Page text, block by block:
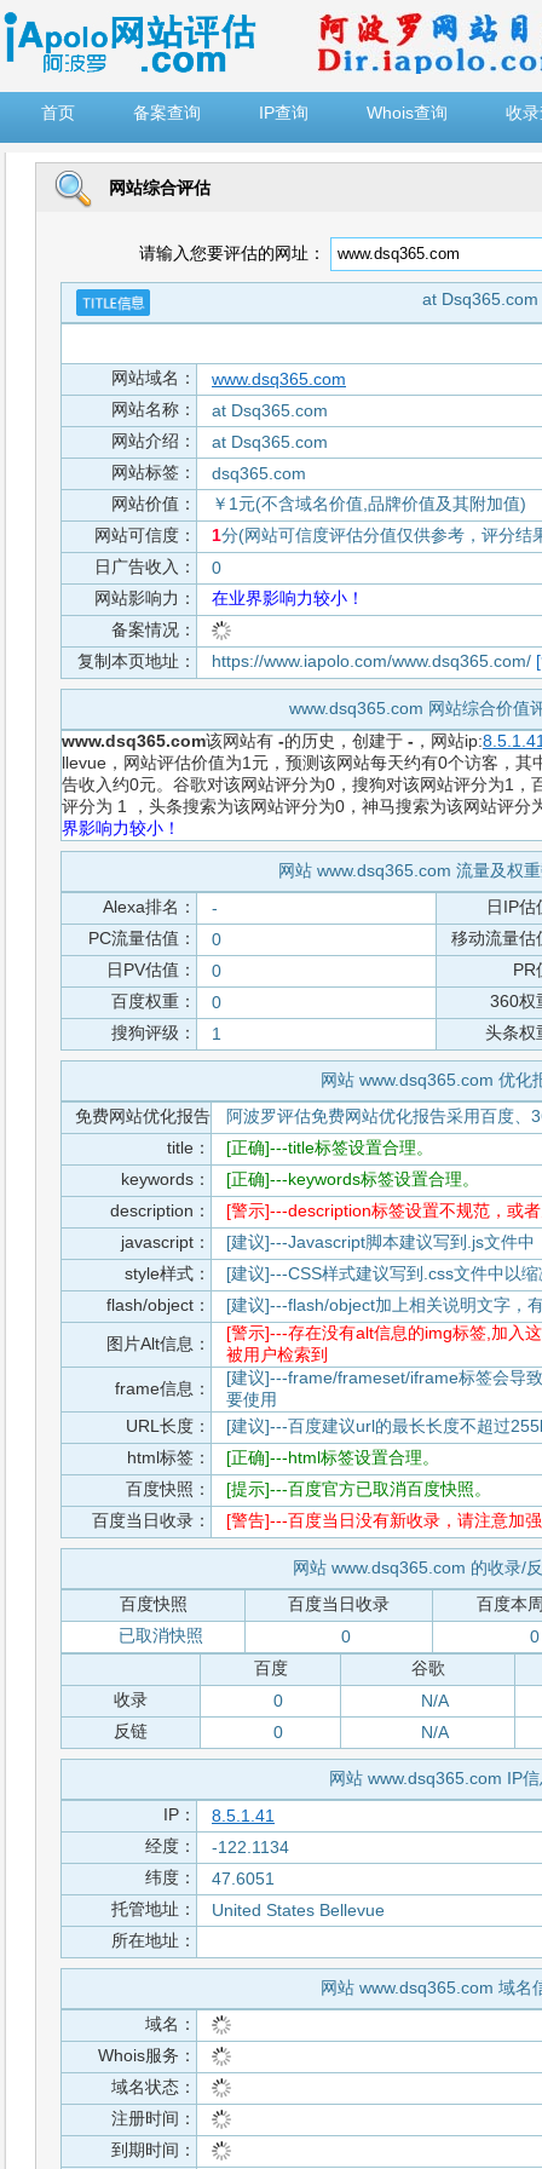
首页
备案查询 IP查询 Whois查询 收
网站综合评估
请输入您要评估的网址：
at Dsq365.com
网站域名：
www.dsq365.com
网站名称：
at Dsq365.com
网站介绍：
at Dsq365.com
网站标签：
dsq365.com
网站价值：
￥1元(不含域名价值,品牌价值及其附加值)
网站可信度：
1分(网站可信度评估分值仅供参考，评分结
日广告收入：
0
网站影响力：
在业界影响力较小！
备案情况：
复制本页地址：
https://www.iapolo.com/www.dsq365.com/
www.dsq365.com 网站综合价值
www.dsq365.com该网站有 -的历史，创建于 - ，网站ip:
llevue，网站评估价值为1元，预测该网站每天约有0个访客，其
告收入约0元。谷歌对该网站评分为0，搜狗对该网站评分为1，
评分为 1 ，头条搜索为该网站评分为0，神马搜索为该网站评
界影响力较小！
网站 www.dsq365.com 流量及权
Alexa排名：
-
日IP估
PC流量估值：
0
移动流量估
日PV估值：
0
PR
百度权重：
0
360权
搜狗评级：
1 头条权
网站 www.dsq365.com 优化
免费网站优化报告
阿波罗评估免费网站优化报告采用百度、
title：
[正确]---title标签设置合理。
keywords：
[正确]---keywords标签设置合理。
description：
[警示]---description标签设置不规范，或
javascript：
[建议]---Javascript脚本建议写到.js文件中
style样式：
[建议]---CSS样式建议写到.css文件中以
flash/object：
[建议]---flash/object加上相关说明文字，
图片Alt信息：
[警示]---存在没有alt信息的img标签,加入
被用户检索到
frame信息：
[建议]---frame/frameset/iframe标签会导
要使用
URL长度：
[建议]---百度建议url的最长长度不超过
html标签：
[正确]---html标签设置合理。
百度快照：
[提示]---百度官方已取消百度快照。
百度当日收录：
[警告]---百度当日没有新收录，请注意加
网站 www.dsq365.com 的收录/
百度快照
百度当日收录
百度本
已取消快照
0
0
百度
谷歌
收录
0
N/A
反链
0 N/A
网站 www.dsq365.com IP
IP：
8.5.1.41
经度：
-122.1134
纬度：
47.6051
托管地址：
United States Bellevue
所在地址：
网站 www.dsq365.com 域名
域名：
Whois服务：
域名状态：
注册时间：
到期时间：